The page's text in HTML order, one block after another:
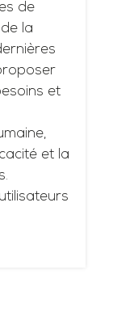
de
la
et
et la